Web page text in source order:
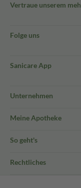
Vertraue unserem
Folge uns
Sanicare App
Unternehmen
Meine Apotheke
So geht's
Rechtliches